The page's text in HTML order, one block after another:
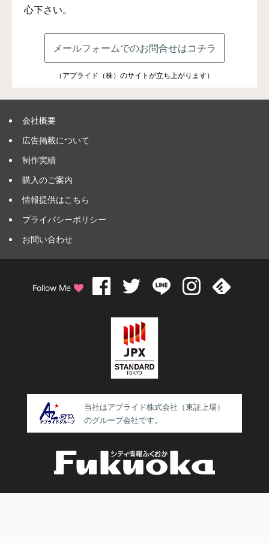
心下さい。
メールフォームでのお問合せはコチラ
（アプライド（株）のサイトが立ち上がります）
会社概要
広告掲載について
制作実績
購入のご案内
情報提供はこちら
プライバシーポリシー
お問い合わせ
当社はアプライド株式会社（東証上場）
のグループ会社です。
Follow Me